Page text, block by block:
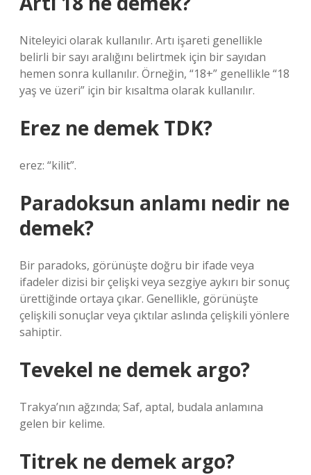
Niteleyici olarak kullanılır. Artı işareti genellikle
belirli bir sayı aralığını belirtmek için bir sayıdan
hemen sonra kullanılır. Örneğin, “18+” genellikle “18
yaş ve üzeri” için bir kısaltma olarak kullanılır.
Erez ne demek TDK?
erez: “kilit”.
Paradoksun anlamı nedir ne
demek?
Bir paradoks, görünüşte doğru bir ifade veya
ifadeler dizisi bir çelişki veya sezgiye aykırı bir sonuç
ürettiğinde ortaya çıkar. Genellikle, görünüşte
çelişkili sonuçlar veya çıktılar aslında çelişkili yönlere
sahiptir.
Tevekel ne demek argo?
Trakya’nın ağzında; Saf, aptal, budala anlamına
gelen bir kelime.
Titrek ne demek argo?